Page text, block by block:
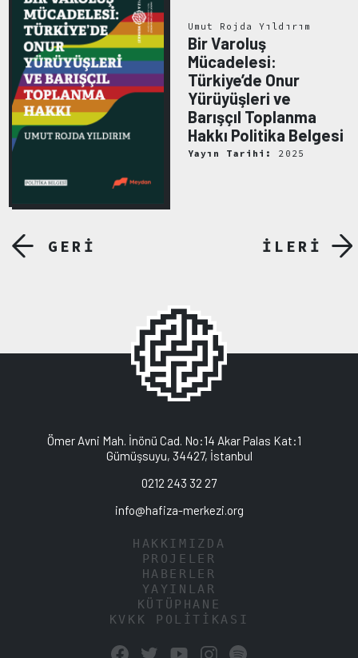
GERİ
Umut Rojda Yıldırım
Bir Varoluş
Mücadelesi:
Türkiye’de Onur
Yürüyüşleri ve
Barışçıl Toplanma
Hakkı Politika Belgesi
Yayın Tarihi: 2025
İLERİ
Ömer Avni Mah. İnönü Cad. No:14 Akar Palas Kat:1
Gümüşsuyu, 34427, İstanbul
0212 243 32 27
info@hafiza-merkezi.org
HAKKIMIZDA
PROJELER
HABERLER
YAYINLAR
KÜTÜPHANE
KVKK POLİTİKASI